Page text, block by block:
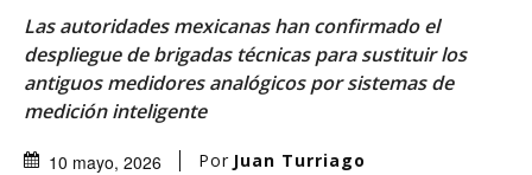
Las autoridades mexicanas han confirmado el
despliegue de brigadas técnicas para sustituir los
antiguos medidores analógicos por sistemas de
medición inteligente
10 mayo, 2026 Por Juan Turriago